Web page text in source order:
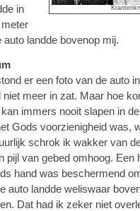
in
auto landde bovenop mij.
er een foto van de auto
meer in zat. Maar hoe
immers nooit slapen in
Gods voorzienigheid was,
schrok ik wakker van
pijl van gebed omhoog. Een
hand was beschermend
auto landde weliswaar
Dat had ik zeker niet